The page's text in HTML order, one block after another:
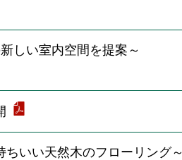
しい室内空間を提案～
いい天然木のフローリング～